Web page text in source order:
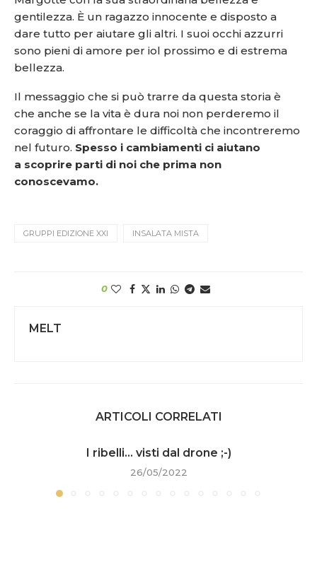
gentilezza. È un ragazzo innocente e disposto a
dare tutto per aiutare gli altri. I suoi occhi azzurri
sono pieni di amore per iol prossimo e di estrema
bellezza.
Il messaggio che si può trarre da questa storia è
che anche se la vita è dura noi non perderemo il
coraggio di affrontare le difficoltà che incontreremo
nel futuro. Spesso i cambiamenti ci aiutano
a scoprire parti di noi che prima non
conoscevamo.
GRUPPI EDIZIONE XXI INSALATA MISTA
0
MELT
ARTICOLI CORRELATI
I ribelli… visti dal drone ;-)
26/05/2022